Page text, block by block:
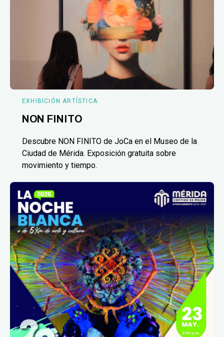
EXHIBICIÓN ARTÍSTICA
NON FINITO
Descubre NON FINITO de JoCa en el Museo de la
Ciudad de Mérida. Exposición gratuita sobre
movimiento y tiempo.